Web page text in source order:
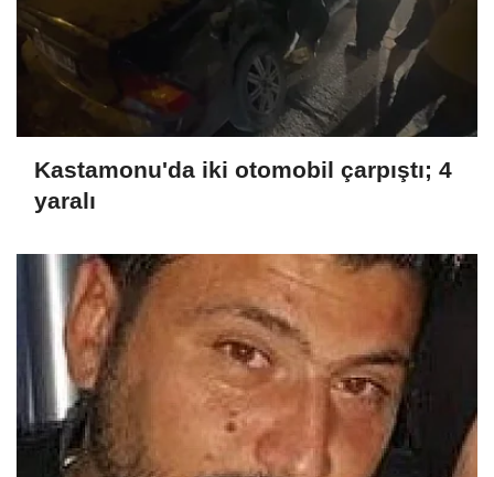
Kastamonu'da iki otomobil çarpıştı; 4
yaralı